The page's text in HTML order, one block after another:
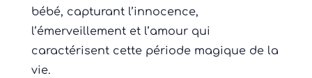
bébé, capturant l’innocence,
l’émerveillement et l’amour qui
caractérisent cette période magique de la
vie.